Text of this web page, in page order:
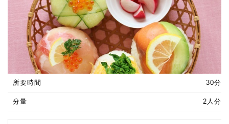
所要時間 30分
分量 2人分